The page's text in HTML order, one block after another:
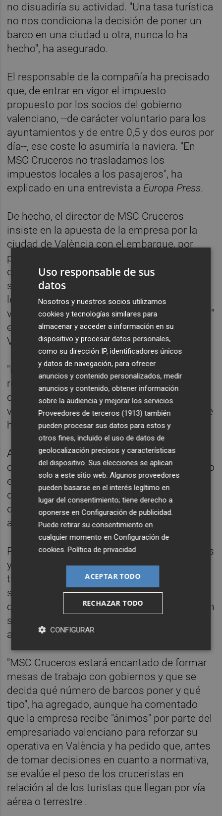
no disuadiría su actividad. "Una tasa turística
no nos condiciona la decisión de poner un
barco en una ciudad u otra, nunca lo ha
hecho", ha asegurado.
El responsable de la compañía ha precisado
que, de entrar en vigor el impuesto
propuesto por los socios del gobierno
valenciano, --de carácter voluntario para los
ayuntamientos y de entre 0,5 y dos euros por
día--, ese coste lo asumiría la naviera. "En
MSC Cruceros no trasladamos los
impuestos locales a los pasajeros", ha
explicado en una entrevista a Europa Press.
De hecho, el director de MSC Cruceros
insiste en la apuesta de la empresa por la
ciudad de València con el embarque, por
primera vez en su historia, de dos cruceros
de la compañía en la capital del Turia
simultáneamente, ya que al MSC Seaside se
le unirá el MSC Bellisima durante este
verano, con el que la compañía prevé "doblar"
el número de pasajeros que llegaban a
València en 2019, y que fueron 30.000.
"No solo pensamos que nos vamos a
recuperar de la pandemia en València, sino
que pensamos que vamos a hacer unos
volúmenes bastante mayores que los que se
hicieron en 2019", ha comentado Pacheco.
Además, ha remarcado que el "apoyo a la
ciudad" por parte de la compañía y ha puesto
en valor su relación con València a lo largo
de los años en aspectos como el patrocinio
de la Maratón Valencia Trinidad Alfonso o,
anteriormente, del Valencia CF.
Preguntado por las asociaciones ciudadanas
y fuerzas políticas que abogan por limitar el
tráfico de cruceros en las ciudades, ha
sostenido que MSC tiene que "relacionarse
con las ciudades" en las que opera, tanto con
sus ciudadanos como con el medio
ambiente.
"MSC Cruceros estará encantado de formar
mesas de trabajo con gobiernos y que se
decida qué número de barcos poner y qué
tipo", ha agregado, aunque ha comentado
que la empresa recibe "ánimos" por parte del
empresariado valenciano para reforzar su
operativa en València y ha pedido que, antes
de tomar decisiones en cuanto a normativa,
se evalúe el peso de los cruceristas en
relación al de los turistas que llegan por vía
aérea o terrestre .
Uso responsable de sus
datos
Nosotros y nuestros socios utilizamos
cookies y tecnologías similares para
almacenar y acceder a información en su
dispositivo y procesar datos personales,
como su dirección IP, identificadores únicos
y datos de navegación, para ofrecer
anuncios y contenido personalizados, medir
anuncios y contenido, obtener información
sobre la audiencia y mejorar los servicios.
Proveedores de terceros (1913) también
pueden procesar sus datos para estos y
otros fines, incluido el uso de datos de
geolocalización precisos y características
del dispositivo. Sus elecciones se aplican
solo a este sitio web. Algunos proveedores
pueden basarse en el interés legítimo en
lugar del consentimiento; tiene derecho a
oponerse enConfiguración de publicidad
Puede retirar su consentimiento en
cualquier momento enConfiguración de
cookies .Política de privacidad
ACEPTAR TODO
RECHAZAR TODO
CONFIGURAR